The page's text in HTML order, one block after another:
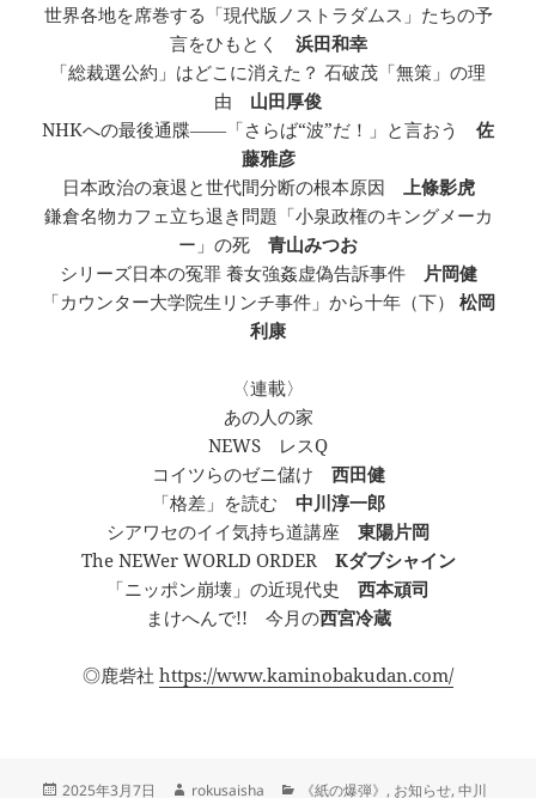
世界各地を席巻する「現代版ノストラダムス」たちの予
言をひもとく 浜田和幸
「総裁選公約」はどこに消えた？ 石破茂「無策」の理
由 山田厚俊
NHKへの最後通牒――「さらば“波”だ！」と言おう 佐
藤雅彦
日本政治の衰退と世代間分断の根本原因 上條影虎
鎌倉名物カフェ立ち退き問題「小泉政権のキングメーカ
ー」の死 青山みつお
シリーズ日本の冤罪 養女強姦虚偽告訴事件 片岡健
「カウンター大学院生リンチ事件」から十年（下） 松岡
利康
〈連載〉
あの人の家
NEWS レスQ
コイツらのゼニ儲け 西田健
「格差」を読む 中川淳一郎
シアワセのイイ気持ち道講座 東陽片岡
The NEWer WORLD ORDER Kダブシャイン
「ニッポン崩壊」の近現代史 西本頑司
まけへんで!! 今月の西宮冷蔵
◎鹿砦社 https://www.kaminobakudan.com/
投
2025年3月7日 作
rokusaisha カ《紙の爆弾》 , お知らせ,中川